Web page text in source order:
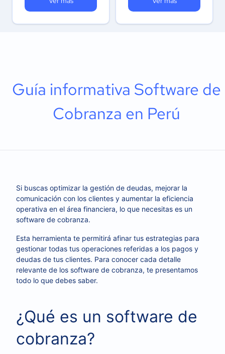
Guía informativa Software de
Cobranza en Perú
Si buscas optimizar la gestión de deudas, mejorar la
comunicación con los clientes y aumentar la eficiencia
operativa en el área financiera, lo que necesitas es un
software de cobranza.
Esta herramienta te permitirá afinar tus estrategias para
gestionar todas tus operaciones referidas a los pagos y
deudas de tus clientes. Para conocer cada detalle
relevante de los software de cobranza, te presentamos
todo lo que debes saber.
¿Qué es un software de
cobranza?